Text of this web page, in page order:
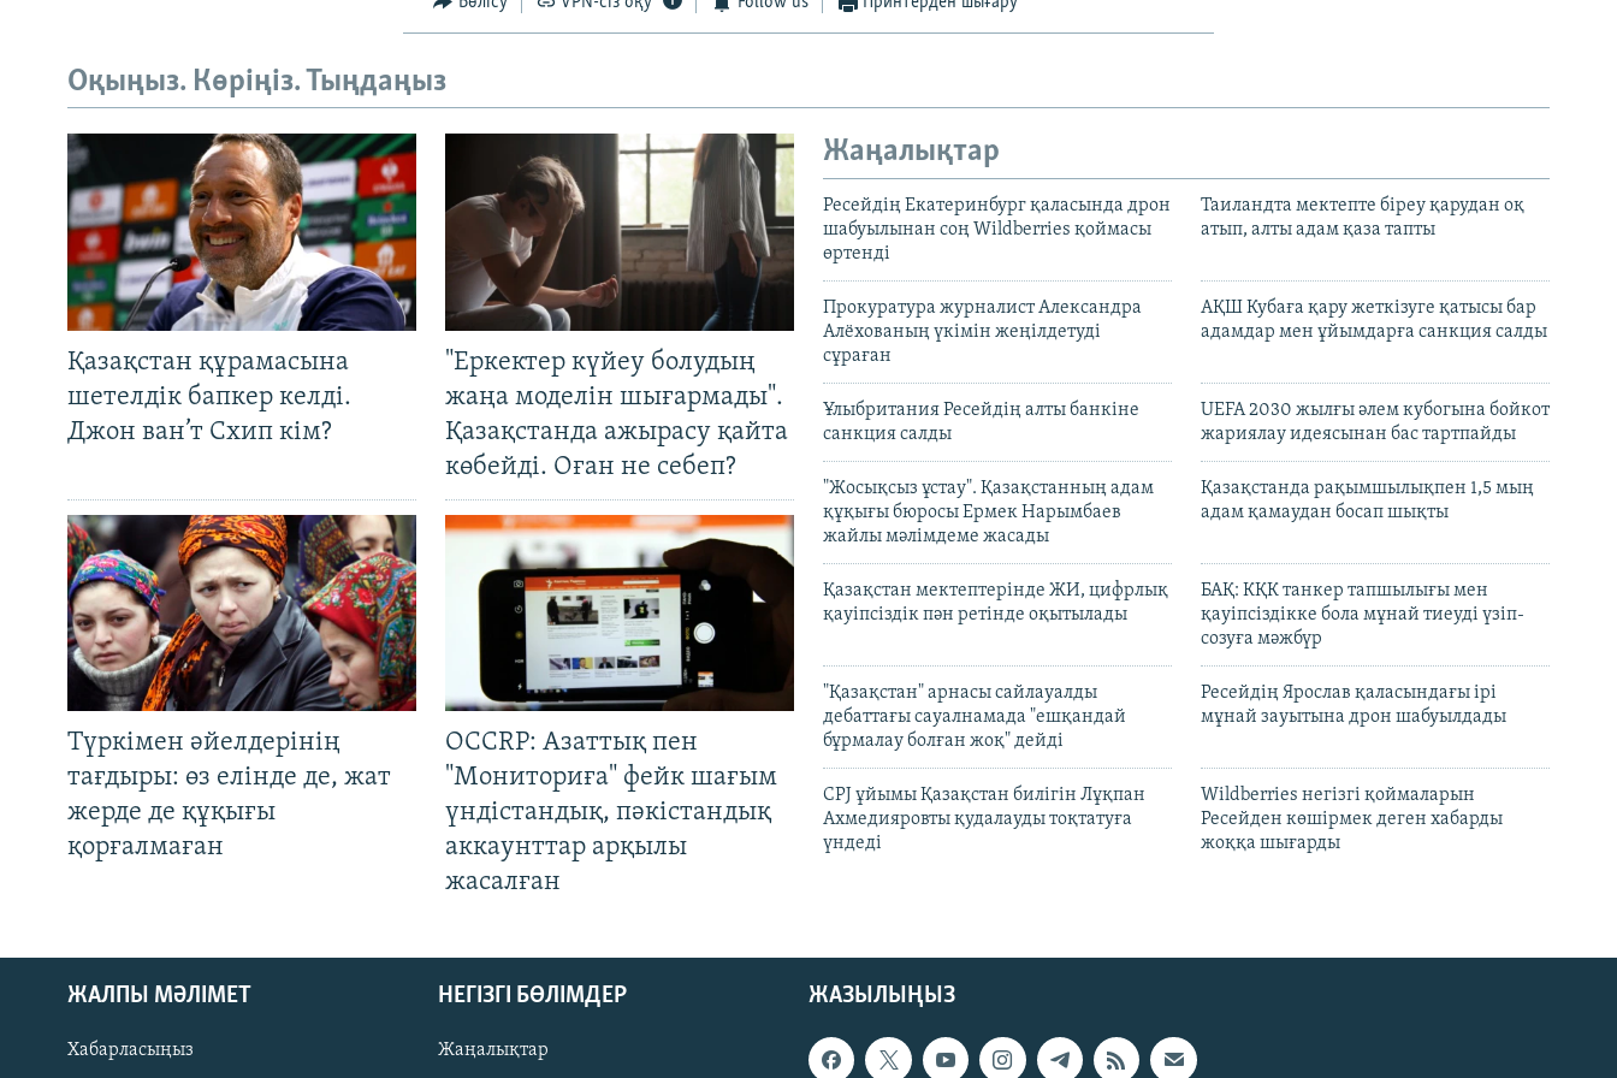
Оқыңыз. Көріңіз. Тыңдаңыз
Қазақстан құрамасына
шетелдік бапкер келді.
Джон ван’т Схип кім?
"Еркектер күйеу болудың
жаңа моделін шығармады".
Қазақстанда ажырасу қайта
көбейді. Оған не себеп?
Түркімен әйелдерінің
тағдыры: өз елінде де, жат
жерде де құқығы
қорғалмаған
OCCRP: Азаттық пен
"Мониториға" фейк шағым
үндістандық, пәкістандық
аккаунттар арқылы
жасалған
Жаңалықтар
Ресейдің Екатеринбург қаласында дрон
шабуылынан соң Wildberries қоймасы
өртенді
Таиландта мектепте біреу қарудан оқ
атып, алты адам қаза тапты
Прокуратура журналист Александра
Алёхованың үкімін жеңілдетуді
сұраған
АҚШ Кубаға қару жеткізуге қатысы бар
адамдар мен ұйымдарға санкция салды
Ұлыбритания Ресейдің алты банкіне
санкция салды
UEFA 2030 жылғы әлем кубогына бойкот
жариялау идеясынан бас тартпайды
"Жосықсыз ұстау". Қазақстанның адам
құқығы бюросы Ермек Нарымбаев
жайлы мәлімдеме жасады
Қазақстанда рақымшылықпен 1,5 мың
адам қамаудан босап шықты
Қазақстан мектептерінде ЖИ, цифрлық
қауіпсіздік пән ретінде оқытылады
БАҚ: КҚК танкер тапшылығы мен
қауіпсіздікке бола мұнай тиеуді үзіп-
созуға мәжбүр
"Қазақстан" арнасы сайлауалды
дебаттағы сауалнамада "ешқандай
бұрмалау болған жоқ" дейді
Ресейдің Ярослав қаласындағы ірі
мұнай зауытына дрон шабуылдады
CPJ ұйымы Қазақстан билігін Лұқпан
Ахмедияровты қудалауды тоқтатуға
үндеді
Wildberries негізгі қоймаларын
Ресейден көшірмек деген хабарды
жоққа шығарды
ЖАЗЫЛЫҢЫЗ
ЖАЛПЫ МӘЛІМЕТ
Хабарласыңыз
НЕГІЗГІ БӨЛІМДЕР
Жаңалықтар